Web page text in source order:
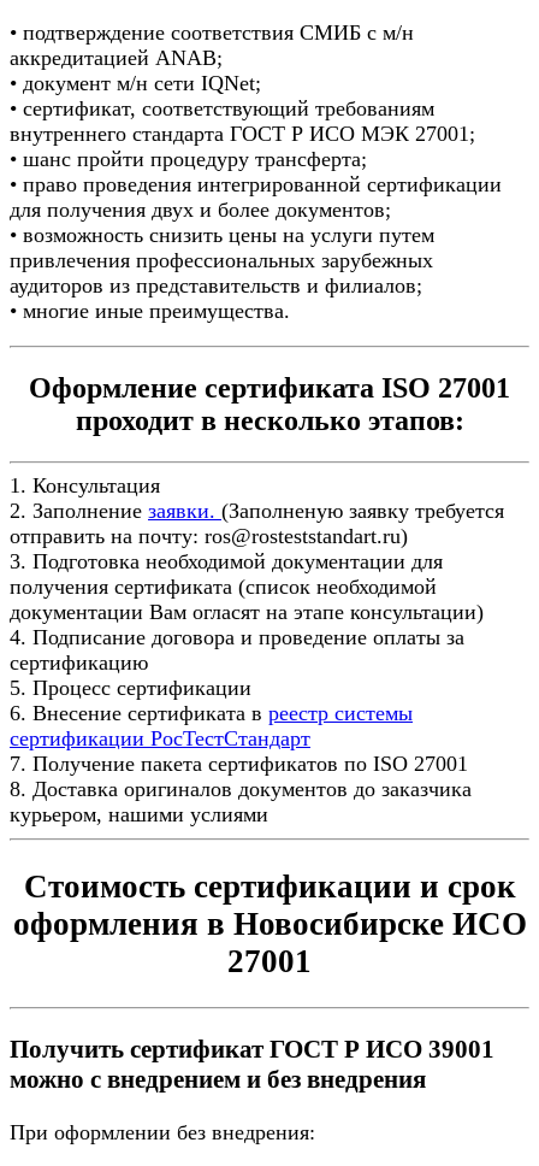
• подтверждение соответствия СМИБ с м/н
аккредитацией ANAB;
• документ м/н сети IQNet;
• сертификат, соответствующий требованиям
внутреннего стандарта ГОСТ Р ИСО МЭК 27001;
• шанс пройти процедуру трансферта;
• право проведения интегрированной сертификации
для получения двух и более документов;
• возможность снизить цены на услуги путем
привлечения профессиональных зарубежных
аудиторов из представительств и филиалов;
• многие иные преимущества.
Оформление сертификата ISO 27001
проходит в несколько этапов:
1. Консультация
2. Заполнение заявки. (Заполненую заявку требуется
отправить на почту: ros@rosteststandart.ru)
3. Подготовка необходимой документации для
получения сертификата (список необходимой
документации Вам огласят на этапе консультации)
4. Подписание договора и проведение оплаты за
сертификацию
5. Процесс сертификации
6. Внесение сертификата в реестр системы
сертификации РосТестСтандарт
7. Получение пакета сертификатов по ISO 27001
8. Доставка оригиналов документов до заказчика
курьером, нашими услиями
Стоимость сертификации и срок
оформления в Новосибирске ИСО
27001
Получить сертификат ГОСТ Р ИСО 39001
можно с внедрением и без внедрения
При оформлении без внедрения: